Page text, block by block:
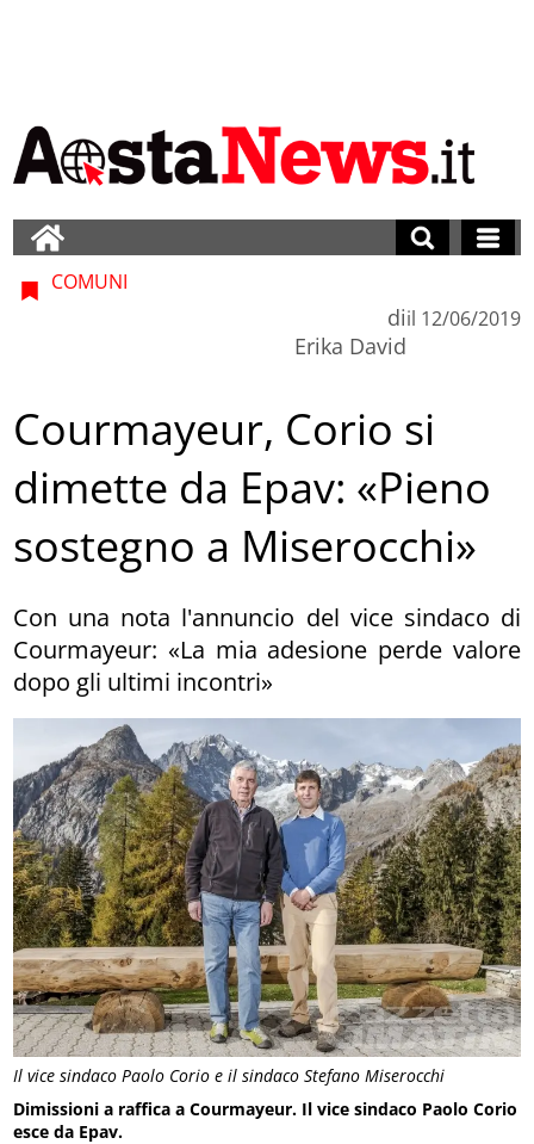
Il vice sindaco Paolo Corio e il sindaco Stefano Miserocchi
COMUNI
di
Erika David
il 12/06/2019
Courmayeur, Corio si
dimette da Epav: «Pieno
sostegno a Miserocchi»
Con una nota l'annuncio del vice sindaco di
Courmayeur: «La mia adesione perde valore
dopo gli ultimi incontri»
Dimissioni a raffica a Courmayeur. Il vice sindaco Paolo Corio
esce da Epav.